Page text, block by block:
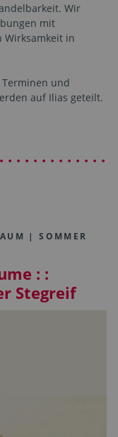
Wir
mit
Wirksamkeit in
und
auf Ilias geteilt.
. . . . . . . . . . . .
| SOMMER
: :
Stegreif